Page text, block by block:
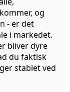
og
- er det
i markedet.
bliver dyre
du faktisk
stablet ved